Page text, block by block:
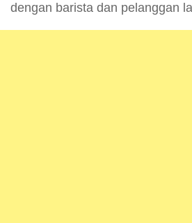
dengan barista dan pelanggan